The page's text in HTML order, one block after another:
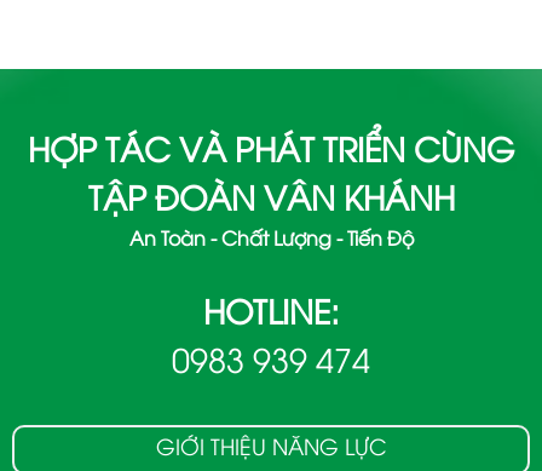
HỢP TÁC VÀ PHÁT TRIỂN CÙNG
TẬP ĐOÀN VÂN KHÁNH
An Toàn - Chất Lượng - Tiến Độ
HOTLINE:
0983 939 474
GIỚI THIỆU NĂNG LỰC